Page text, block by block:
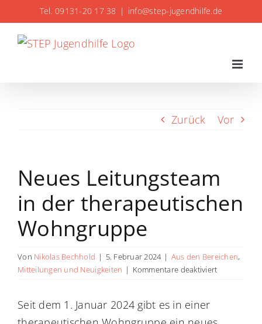
Inhalt
springen
Tel. 09131-20 17 38 | info@step-jugendhilfe.de
Zurück Vor
Neues Leitungsteam
in der therapeutischen
Wohngruppe
Von Nikolas Bechhold | 5. Februar 2024 | Aus den Bereichen,
Mitteilungen und Neuigkeiten | Kommentare deaktiviertfür
der
Seit dem 1. Januar 2024 gibt es in einer